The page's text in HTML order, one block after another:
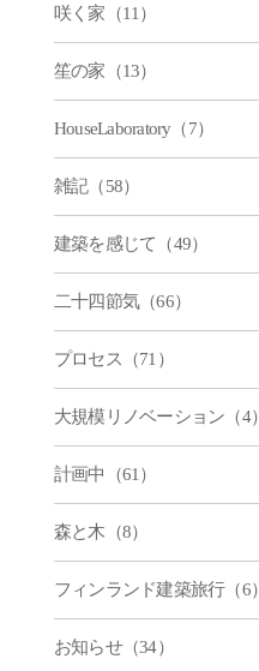
咲く家（11）
笙の家（13）
HouseLaboratory（7）
雑記（58）
建築を感じて（49）
二十四節気（66）
プロセス（71）
大規模リノベーション（4）
計画中（61）
森と木（8）
フィンランド建築旅行（6）
お知らせ（34）